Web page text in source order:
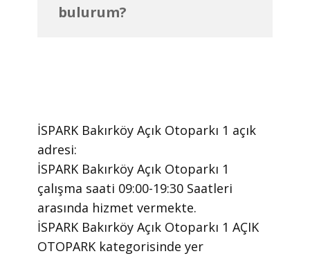
bulurum?
İSPARK Bakırköy Açık Otoparkı 1 ​açık
adresi:
İSPARK Bakırköy Açık Otoparkı 1 ​
çalışma saati 09:00-19:30 Saatleri
arasında ​hizmet vermekte.
​İSPARK Bakırköy Açık Otoparkı 1 AÇIK
OTOPARK kategorisinde yer